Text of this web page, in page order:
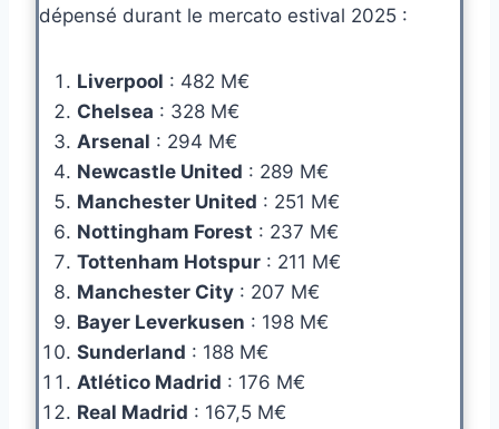
dépensé durant le mercato estival 2025 :
Liverpool : 482 M€
Chelsea : 328 M€
Arsenal : 294 M€
Newcastle United : 289 M€
Manchester United : 251 M€
Nottingham Forest : 237 M€
Tottenham Hotspur : 211 M€
Manchester City : 207 M€
Bayer Leverkusen : 198 M€
Sunderland : 188 M€
Atlético Madrid : 176 M€
Real Madrid : 167,5 M€